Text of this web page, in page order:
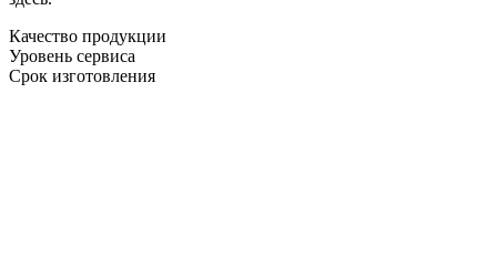
Качество продукции
Уровень сервиса
Срок изготовления